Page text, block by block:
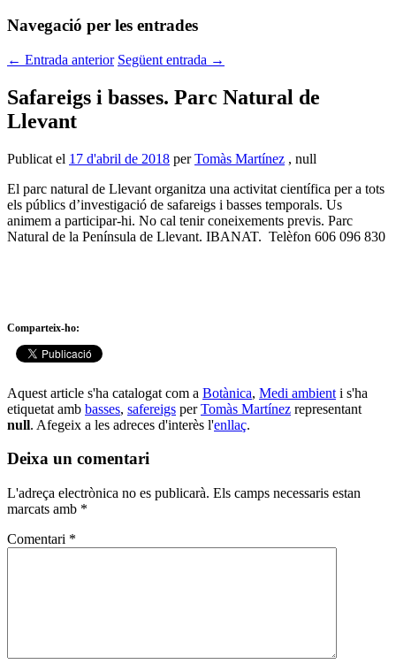
Navegació per les entrades
← Entrada anterior Següent entrada →
Safareigs i basses. Parc Natural de
Llevant
Publicat el 17 d'abril de 2018 perTomàs Martínez , null
El parc natural de Llevant organitza una activitat científica per a tots
els públics d’investigació de safareigs i basses temporals. Us
animem a participar-hi. No cal tenir coneixements previs. Parc
Natural de la Península de Llevant. IBANAT. Telèfon 606 096 830
Comparteix-ho:
Aquest article s'ha catalogat com a Botànica, Medi ambient i s'ha
etiquetat amb basses, safereigs perTomàs Martínez representant
null. Afegeix a les adreces d'interès l'enllaç.
Deixa un comentari
L'adreça electrònica no es publicarà. Els camps necessaris estan
marcats amb *
Comentari *